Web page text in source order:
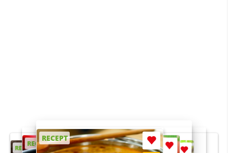
RECEPT
RECEPT
RECEPT
RECEPT
RECEPT